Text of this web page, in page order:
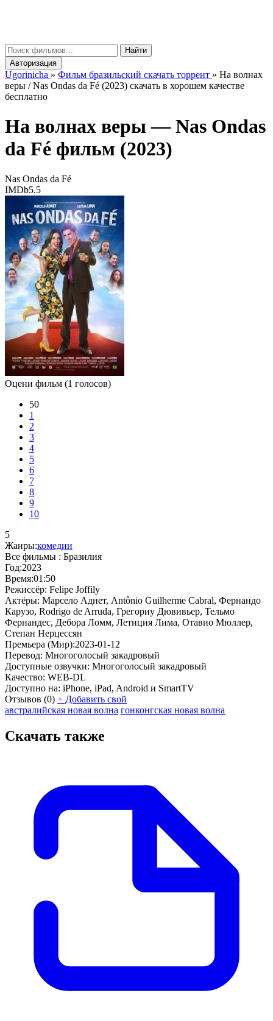
Найти
Авторизация
Ugorinicha » Фильм бразильский скачать торрент » На волнах
веры / Nas Ondas da Fé (2023) скачать в хорошем качестве
бесплатно
На волнах веры —Nas Ondas
da Fé фильм (2023)
Nas Ondas da Fé
IMDb5.5
Оцени фильм (1 голосов)
50
1
2
3
4
5
6
7
8
9
10
5
Жанры:комедии
Все фильмы : Бразилия
Год:2023
Время:01:50
Режиссёр: Felipe Joffily
Актёры: Марсело Аднет, Antônio Guilherme Cabral, Фернандо
Карузо, Rodrigo de Arruda, Грегориу Дювивьер, Тельмо
Фернандес, Дебора Ломм, Летиция Лима, Отавио Мюллер,
Степан Нерцессян
Премьера (Мир):2023-01-12
Перевод: Многоголосый закадровый
Доступные озвучки: Многоголосый закадровый
Качество: WEB-DL
Доступно на: iPhone, iPad, Android и SmartTV
Отзывов (0) + Добавить свой
австралийская новая волна гонконгская новая волна
Скачать также